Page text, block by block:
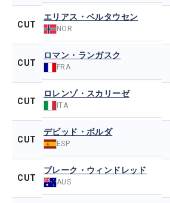
CUT
エリアス・ベルタウセン
NOR
CUT
ロマン・ランガスク
FRA
CUT
ロレンゾ・スカリーゼ
ITA
CUT
デビッド・ボルダ
ESP
CUT
ブレーク・ウィンドレッド
AUS